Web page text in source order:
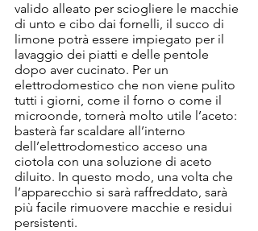
valido alleato per sciogliere le macchie
di unto e cibo dai fornelli, il succo di
limone potrà essere impiegato per il
lavaggio dei piatti e delle pentole
dopo aver cucinato. Per un
elettrodomestico che non viene pulito
tutti i giorni, come il forno o come il
microonde, tornerà molto utile l’aceto:
basterà far scaldare all’interno
dell’elettrodomestico acceso una
ciotola con una soluzione di aceto
diluito. In questo modo, una volta che
l’apparecchio si sarà raffreddato, sarà
più facile rimuovere macchie e residui
persistenti.